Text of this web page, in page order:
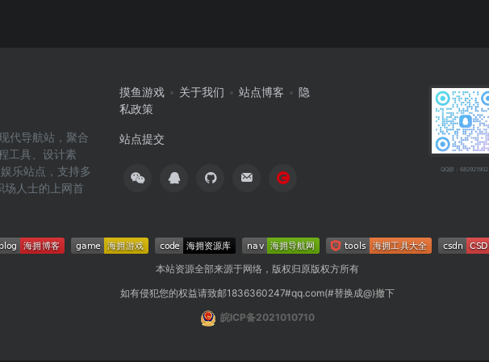
代导航站，聚合
工具、设计素
乐站点，支持多
场人士的上网首
摸鱼游戏 关于我们 站点博客
隐
私政策
站点提交
QQ群：682921902
本站资源全部来源于网络，版权归原版权方所有
如有侵犯您的权益请致邮1836360247#qq.com(#替换成@)撤下
皖ICP备2021010710